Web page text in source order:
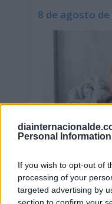
Personal Information
If you wish to opt-out of
processing of your
targeted advertising by
8 de agosto de